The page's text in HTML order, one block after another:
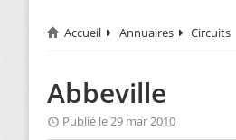
Accueil Annuaires Circuits
Abbeville
Publié le 29 mar 2010